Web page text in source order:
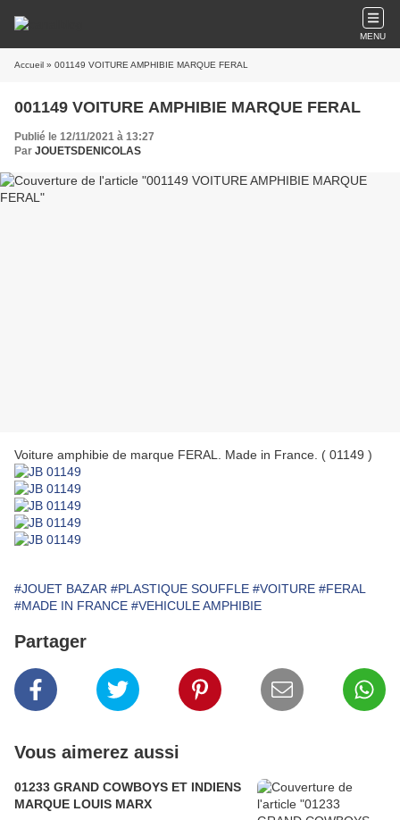
MENU
Accueil » 001149 VOITURE AMPHIBIE MARQUE FERAL
001149 VOITURE AMPHIBIE MARQUE FERAL
Publié le 12/11/2021 à 13:27
Par JOUETSDENICOLAS
Voiture amphibie de marque FERAL. Made in France. ( 01149 )
#JOUET BAZAR #PLASTIQUE SOUFFLE #VOITURE #FERAL
#MADE IN FRANCE #VEHICULE AMPHIBIE
Partager
Vous aimerez aussi
01233 GRAND COWBOYS ET INDIENS
MARQUE LOUIS MARX